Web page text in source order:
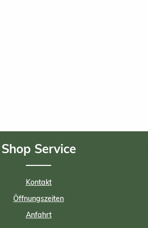
Shop Service
Kontakt
Öffnungszeiten
Anfahrt